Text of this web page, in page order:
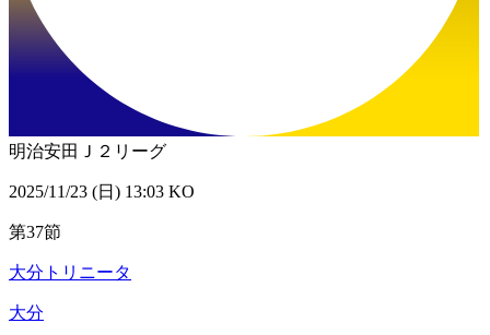
明治安田Ｊ２リーグ
2025/11/23 (日) 13:03 KO
第37節
大分トリニータ
大分